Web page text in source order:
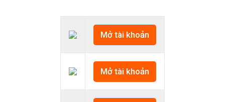
Mở tài khoản
Mở tài khoản